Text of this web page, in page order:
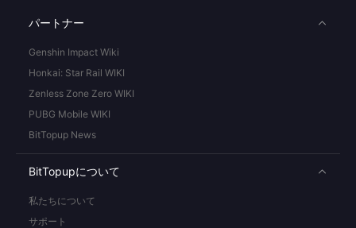
パートナー
Genshin Impact Wiki
Honkai: Star Rail WIKI
Zenless Zone Zero WIKI
PUBG Mobile WIKI
BitTopup News
BitTopupについて
私たちについて
サポート